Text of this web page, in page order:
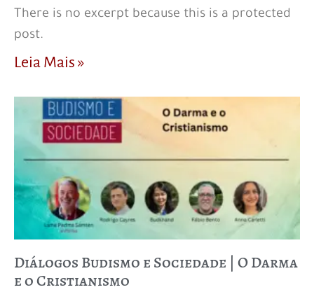
There is no excerpt because this is a protected
post.
Leia Mais »
Diálogos Budismo e Sociedade | O Darma
e o Cristianismo